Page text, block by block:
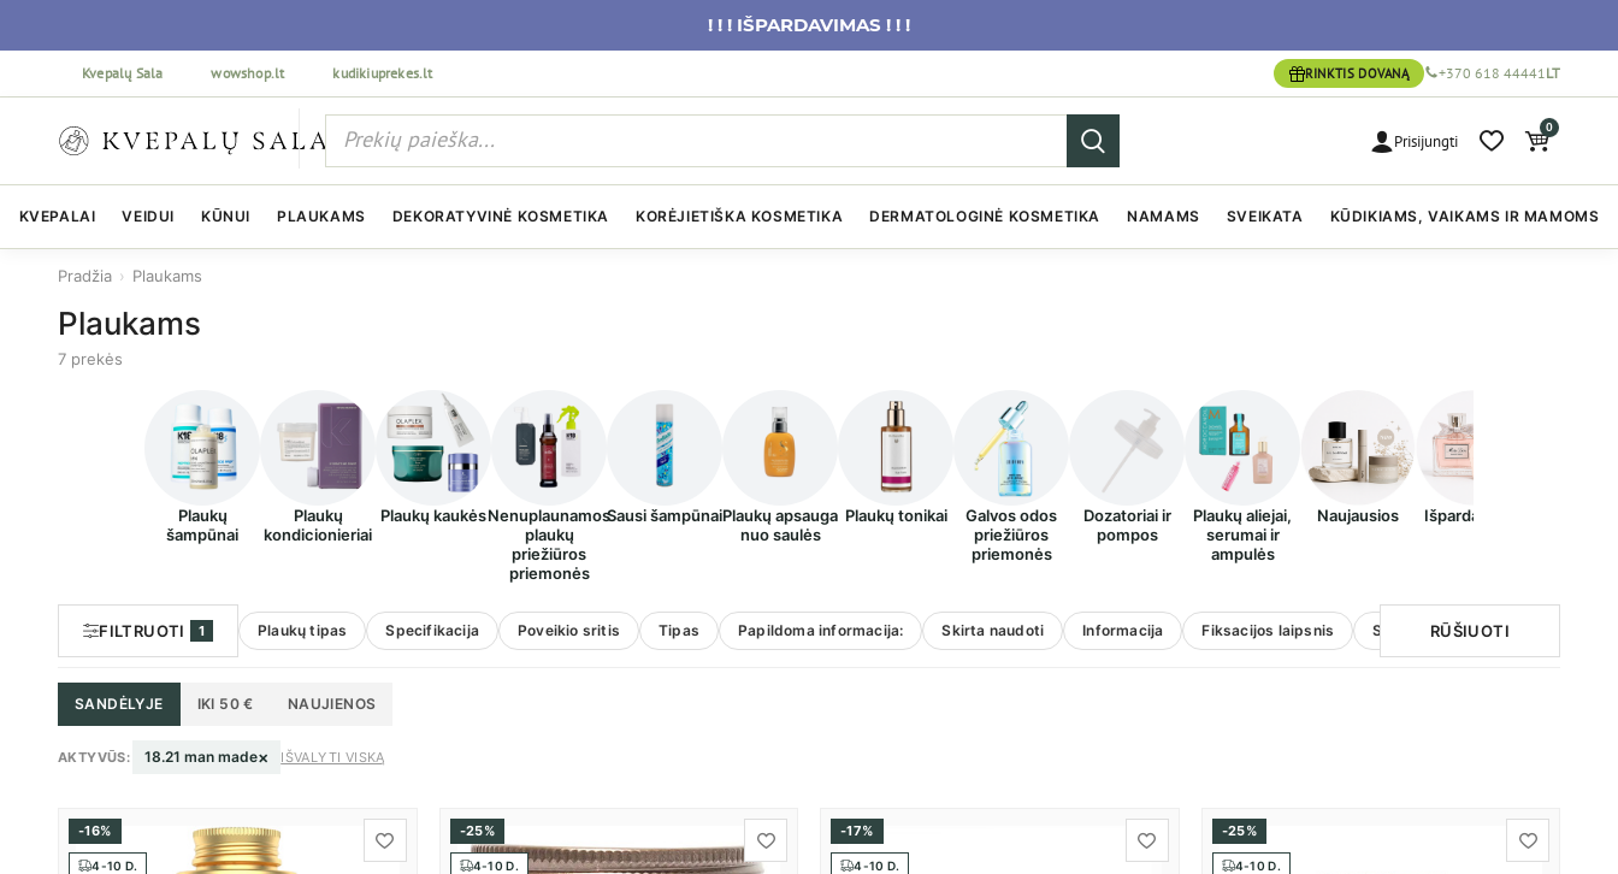
! ! ! IŠPARDAVIMAS ! ! !
Kvepalų Sala wowshop.lt kudikiuprekes.lt RINKTIS DOVANĄ +370 618 44441LT
Prisijungti
0
KVEPALAI VEIDUI KŪNUI PLAUKAMS DEKORATYVINĖ KOSMETIKA KORĖJIETIŠKA KOSMETIKA DERMATOLOGINĖ KOSMETIKA NAMAMS SVEIKATA KŪDIKIAMS, VAIKAMS IR MAMOMS
Pradžia › Plaukams
Plaukams
7 prekės
Plaukų
šampūnai
Plaukų
kondicionieriai
Plaukų kaukėsNenuplaunamos
plaukų
priežiūros
priemonės
Sausi šampūnaiPlaukų apsauga
nuo saulės
Plaukų tonikai
Galvos odos
priežiūros
priemonės
Dozatoriai ir
pompos
Plaukų aliejai,
serumai ir
ampulės
Naujausios Išpardavimas
FILTRUOTI 1 Plaukų tipas Specifikacija Poveikio sritis Tipas Papildoma informacija: Skirta naudoti Informacija Fiksacijos laipsnis Spalva Natūralus
RŪŠIUOTI
SANDĖLYJE IKI 50 € NAUJIENOS
AKTYVŪS: 18.21 man made× IŠVALYTI VISKĄ
-16%
4-10 D.
-25%
4-10 D.
-17%
4-10 D.
-25%
4-10 D.